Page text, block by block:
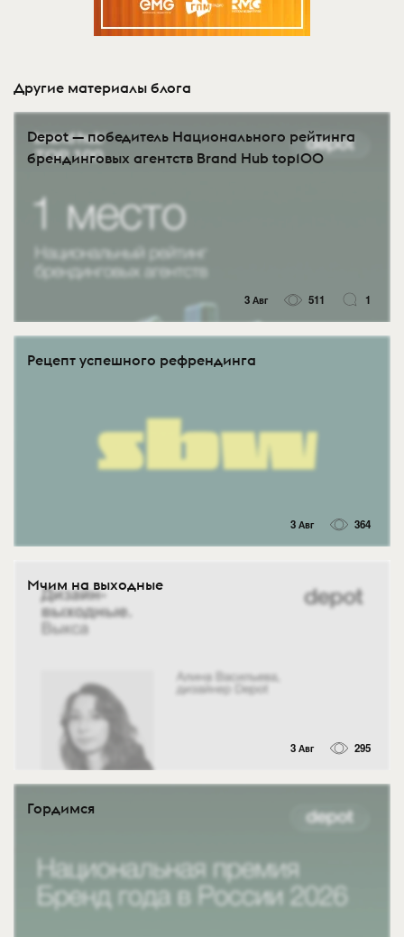
Другие материалы блога
Depot — победитель Национального рейтинга
брендинговых агентств Brand Hub top100
3 Авг 511 1
Рецепт успешного рефрендинга
3 Авг 364
Мчим на выходные
3 Авг 295
Гордимся